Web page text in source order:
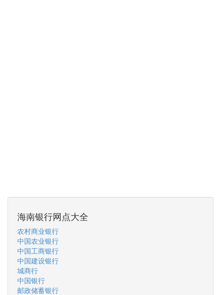
海南银行网点大全
农村商业银行
中国农业银行
中国工商银行
中国建设银行
城商行
中国银行
邮政储蓄银行